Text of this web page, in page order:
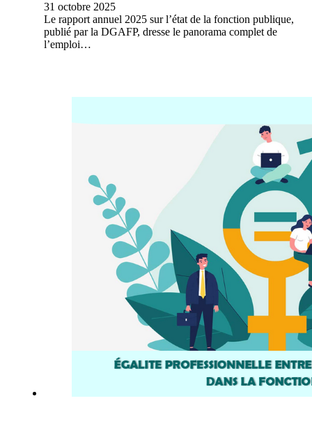
31 octobre 2025
Le rapport annuel 2025 sur l’état de la fonction publique,
publié par la DGAFP, dresse le panorama complet de
l’emploi…